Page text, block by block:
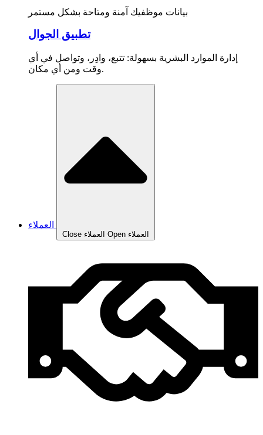
بيانات موظفيك آمنة ومتاحة بشكل مستمر
تطبيق الجوال
إدارة الموارد البشرية بسهولة: تتبع، وادِر، وتواصل في أي
وقت ومن أي مكان.
Close العملاء Open العملاء